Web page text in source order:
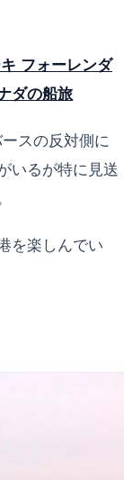
フォーレンダ
ダの船旅
スの反対側に
いるが特に見送
を楽しんでい